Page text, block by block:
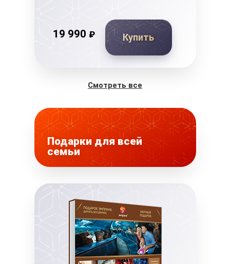
19 990 ₽ Купить
Смотреть все
Подарки для всей
семьи